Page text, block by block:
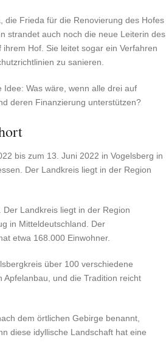
die Frieda für die Renovierung des Hofes
strandet auch noch die neue Leiterin des
Hof. Sie leitet sogar ein Verfahren
zu sanieren.
Was wäre, wenn alle drei auf
deren Finanzierung unterstützen?
bis zum 13. Juni 2022 in Vogelsberg in
Der Landkreis liegt in der Region
Landkreis liegt in der Region
in Mitteldeutschland. Der
etwa 168.000 Einwohner.
über 100 verschiedene
und die Tradition reicht
dem örtlichen Gebirge benannt,
diese idyllische Landschaft hat eine